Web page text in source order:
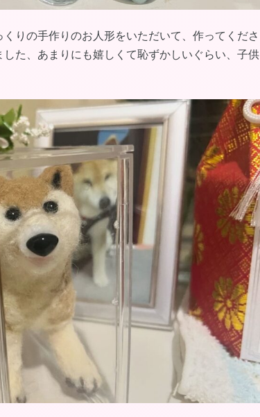
りの手作りのお人形をいただいて、作ってくださ
た、あまりにも嬉しくて恥ずかしいぐらい、子供